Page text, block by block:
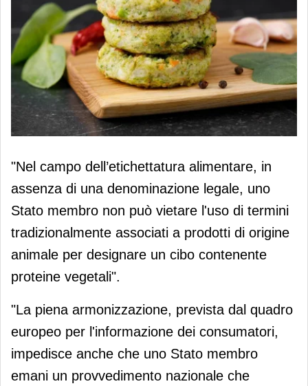
La Corte di Giustizia europea
respinge le norme contro i burger veg
"Nel campo dell’etichettatura alimentare, in
assenza di una denominazione legale, uno
Stato membro non può vietare l'uso di termini
tradizionalmente associati a prodotti di origine
animale per designare un cibo contenente
proteine vegetali".
"La piena armonizzazione, prevista dal quadro
europeo per l'informazione dei consumatori,
impedisce anche che uno Stato membro
emani un provvedimento nazionale che